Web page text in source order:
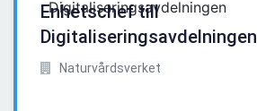
Enhetschef till
Digitaliseringsavdelningen
Naturvårdsverket